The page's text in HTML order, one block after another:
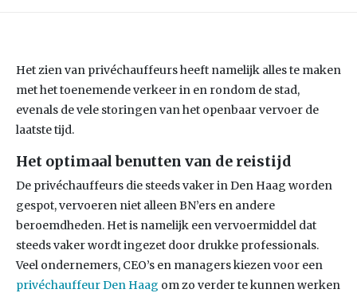
Het zien van privéchauffeurs heeft namelijk alles te maken
met het toenemende verkeer in en rondom de stad,
evenals de vele storingen van het openbaar vervoer de
laatste tijd.
Het optimaal benutten van de reistijd
De privéchauffeurs die steeds vaker in Den Haag worden
gespot, vervoeren niet alleen BN’ers en andere
beroemdheden. Het is namelijk een vervoermiddel dat
steeds vaker wordt ingezet door drukke professionals.
Veel ondernemers, CEO’s en managers kiezen voor een
privéchauffeur Den Haag om zo verder te kunnen werken